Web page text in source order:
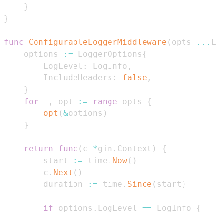
}
}
func ConfigurableLoggerMiddleware ( opts ...
    options
:= LoggerOptions {
        LogLevel
: LogInfo ,
        IncludeHeaders
: false ,
}
for
, opt := range opts
{
opt (&options )
}
return func ( c *gin . Context )
{
        start
:= time . Now( )
        c
. Next ( )
        duration
:= time . Since ( start )
if options . LogLevel == LogInfo
{